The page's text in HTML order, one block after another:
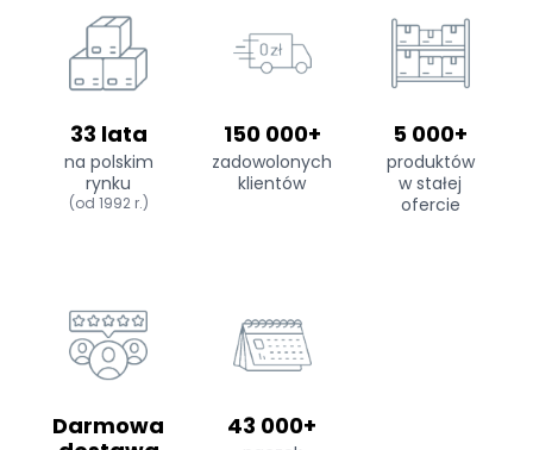
33 lata
na polskim
rynku
(od 1992 r.)
150 000+
zadowolonych
klientów
5 000+
produktów
w stałej
ofercie
Darmowa
43 000+